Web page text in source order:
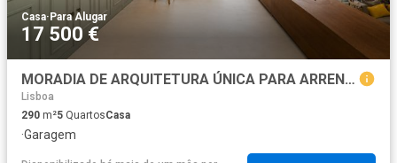
Casa· Para Alugar
17 500 €
MORADIA DE ARQUITETURA ÚNICA PARA ARRENDAMENTO | BELÉM | VISTA RIO
Lisboa
290 m²5 QuartosCasa
·Garagem